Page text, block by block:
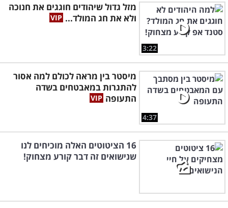
3:22
מזל גדול שיהודים חוגגים את חנוכה
ולא את חג המולד...
4:37
מיסטר בין מראה לכולם למה אסור
להתגרות במאבטחים בשדה
התעופה
16 הציטוטים האלה מוכיחים לנו
שנישואים זה דבר קורע מצחוק!